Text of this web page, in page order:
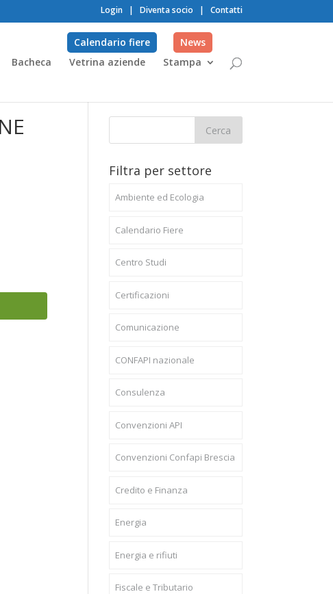
Login | Diventa socio | Contatti
Bacheca Vetrina aziende Stampa
Calendario fiere News
Filtra per settore
Ambiente ed Ecologia
Calendario Fiere
Centro Studi
Certificazioni
Comunicazione
CONFAPI nazionale
Consulenza
Convenzioni API
Convenzioni Confapi Brescia
Credito e Finanza
Energia
Energia e rifiuti
Fiscale e Tributario